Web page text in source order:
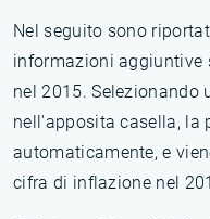
Nel seguito sono
informazioni
nel 2015. Selezionando
nell'apposita casella, la
automaticamente, e
cifra di inflazione nel